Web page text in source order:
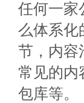
任何一家
么体系化
节，内容
常见的内
包库等。